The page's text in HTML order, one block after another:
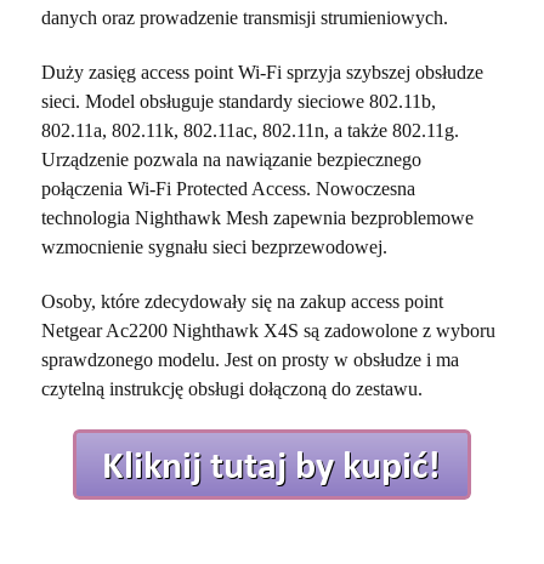
danych oraz prowadzenie transmisji strumieniowych.
Duży zasięg access point Wi-Fi sprzyja szybszej obsłudze
sieci. Model obsługuje standardy sieciowe 802.11b,
802.11a, 802.11k, 802.11ac, 802.11n, a także 802.11g.
Urządzenie pozwala na nawiązanie bezpiecznego
połączenia Wi-Fi Protected Access. Nowoczesna
technologia Nighthawk Mesh zapewnia bezproblemowe
wzmocnienie sygnału sieci bezprzewodowej.
Osoby, które zdecydowały się na zakup access point
Netgear Ac2200 Nighthawk X4S są zadowolone z wyboru
sprawdzonego modelu. Jest on prosty w obsłudze i ma
czytelną instrukcję obsługi dołączoną do zestawu.